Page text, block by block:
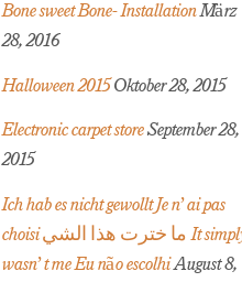
Bone sweet Bone- InstallationMärz
28, 2016
Halloween 2015 Oktober 28, 2015
Electronic carpet store September 28,
2015
Ich hab es nicht gewollt Je n’ai pas
choisi ما خترت هذا الشي It simply
wasn’t me Eu não escolhiAugust 8,